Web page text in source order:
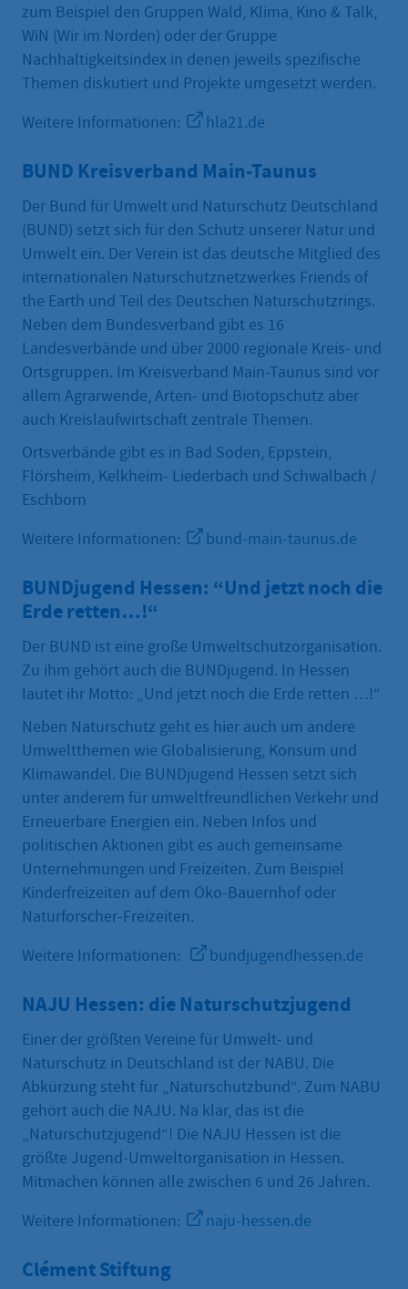
zum Beispiel den Gruppen Wald, Klima, Kino & Talk,
WiN (Wir im Norden) oder der Gruppe
Nachhaltigkeitsindex in denen jeweils spezifische
Themen diskutiert und Projekte umgesetzt werden.
Weitere Informationen:
hla21.de
BUND Kreisverband Main-Taunus
Der Bund für Umwelt und Naturschutz Deutschland
(BUND) setzt sich für den Schutz unserer Natur und
Umwelt ein. Der Verein ist das deutsche Mitglied des
internationalen Naturschutznetzwerkes Friends of
the Earth und Teil des Deutschen Naturschutzrings.
Neben dem Bundesverband gibt es 16
Landesverbände und über 2000 regionale Kreis- und
Ortsgruppen. Im Kreisverband Main-Taunus sind vor
allem Agrarwende, Arten- und Biotopschutz aber
auch Kreislaufwirtschaft zentrale Themen.
Ortsverbände gibt es in Bad Soden, Eppstein,
Flörsheim, Kelkheim- Liederbach und Schwalbach /
Eschborn
Weitere Informationen:
bund-main-taunus.de
BUNDjugend Hessen: “Und jetzt noch die
Erde retten…!“
Der BUND ist eine große Umweltschutzorganisation.
Zu ihm gehört auch die BUNDjugend. In Hessen
lautet ihr Motto: „Und jetzt noch die Erde retten …!“
Neben Naturschutz geht es hier auch um andere
Umweltthemen wie Globalisierung, Konsum und
Klimawandel. Die BUNDjugend Hessen setzt sich
unter anderem für umweltfreundlichen Verkehr und
Erneuerbare Energien ein. Neben Infos und
politischen Aktionen gibt es auch gemeinsame
Unternehmungen und Freizeiten. Zum Beispiel
Kinderfreizeiten auf dem Öko-Bauernhof oder
Naturforscher-Freizeiten.
Weitere Informationen:
bundjugendhessen.de
NAJU Hessen: die Naturschutzjugend
Einer der größten Vereine für Umwelt- und
Naturschutz in Deutschland ist der NABU. Die
Abkürzung steht für „Naturschutzbund“. Zum NABU
gehört auch die NAJU. Na klar, das ist die
„Naturschutzjugend“! Die NAJU Hessen ist die
größte Jugend-Umweltorganisation in Hessen.
Mitmachen können alle zwischen 6 und 26 Jahren.
Weitere Informationen:
naju-hessen.de
Clément Stiftung